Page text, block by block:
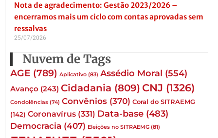
Nota de agradecimento: Gestão 2023/2026 –
encerramos mais um ciclo com contas aprovadas sem
ressalvas
25/07/2026
Nuvem de Tags
AGE (789) Aplicativo (83) Assédio Moral (554)
Avanço (243) Cidadania (809) CNJ (1326)
Condolências (74) Convênios (370) Coral do SITRAEMG
(142) Coronavírus (331) Data-base (483)
Democracia (407) Eleições no SITRAEMG (81)